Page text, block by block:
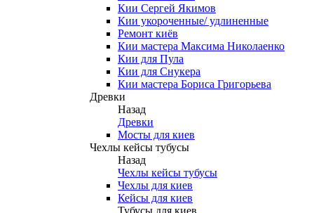
Кии Сергей Якимов
Кии укороченные/ удлиненные
Ремонт киёв
Кии мастера Максима Николаенко
Кии для Пула
Кии для Снукера
Кии мастера Бориса Григорьева
Древки
Назад
Древки
Мосты для киев
Чехлы кейсы тубусы
Назад
Чехлы кейсы тубусы
Чехлы для киев
Кейсы для киев
Тубусы для киев